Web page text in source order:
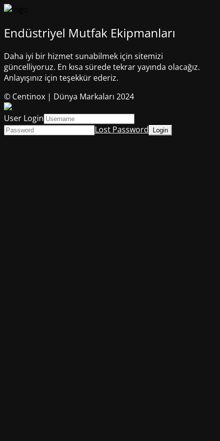
Endüstriyel Mutfak Ekipmanları
Daha iyi bir hizmet sunabilmek için sitemizi
güncelliyoruz. En kısa sürede tekrar yayında olacağız.
Anlayışınız için teşekkür ederiz.
© Centinox | Dünya Markaları 2024
User Login
Lost Password